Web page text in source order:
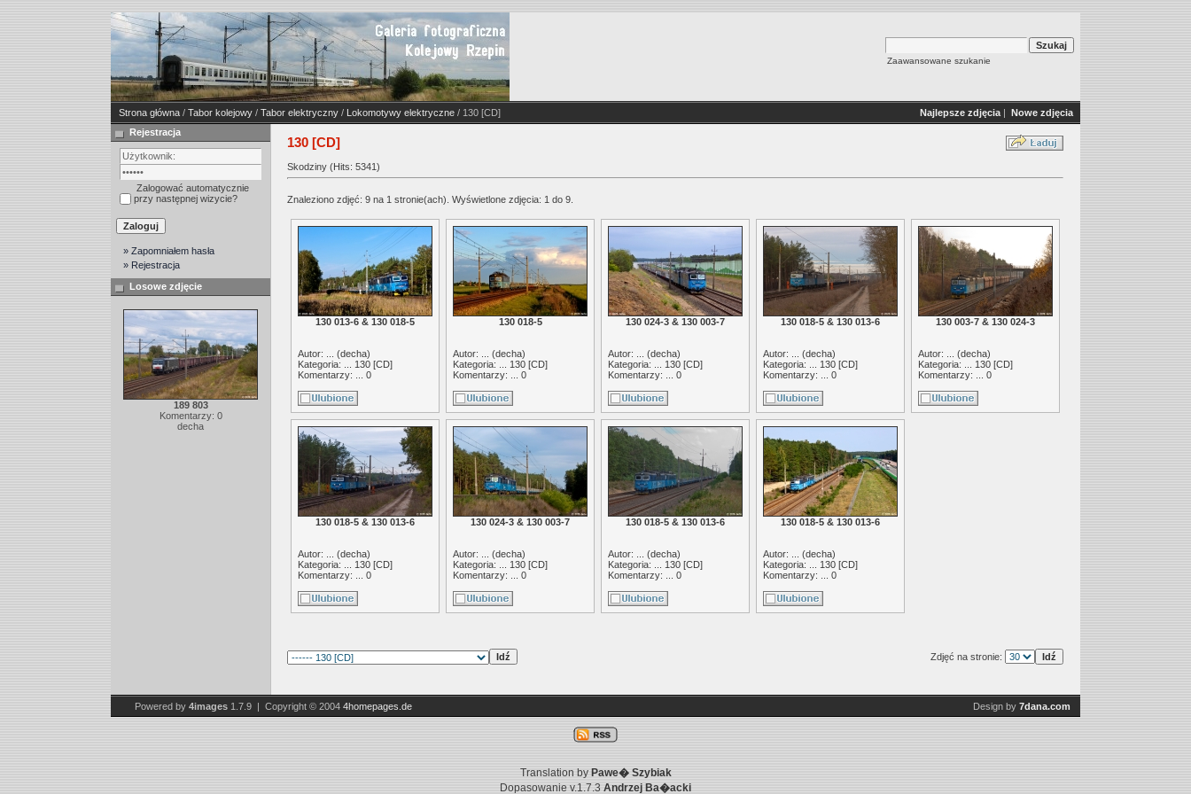
Zaawansowane szukanie
Strona główna / Tabor kolejowy / Tabor elektryczny / Lokomotywy elektryczne / 130 [CD] Najlepsze zdjęcia | Nowe zdjęcia
Rejestracja
Zalogować automatycznie
przy następnej wizycie?
» Zapomniałem hasła
» Rejestracja
Losowe zdjęcie
189 803
Komentarzy: 0
decha
130 [CD]
Skodziny (Hits: 5341)
Znaleziono zdjęć: 9 na 1 stronie(ach). Wyświetlone zdjęcia: 1 do 9.
130 013-6 & 130 018-5
Autor: ... (decha)
Kategoria: ... 130 [CD]
Komentarzy: ... 0
130 018-5
Autor: ... (decha)
Kategoria: ... 130 [CD]
Komentarzy: ... 0
130 024-3 & 130 003-7
Autor: ... (decha)
Kategoria: ... 130 [CD]
Komentarzy: ... 0
130 018-5 & 130 013-6
Autor: ... (decha)
Kategoria: ... 130 [CD]
Komentarzy: ... 0
130 003-7 & 130 024-3
Autor: ... (decha)
Kategoria: ... 130 [CD]
Komentarzy: ... 0
130 018-5 & 130 013-6
Autor: ... (decha)
Kategoria: ... 130 [CD]
Komentarzy: ... 0
130 024-3 & 130 003-7
Autor: ... (decha)
Kategoria: ... 130 [CD]
Komentarzy: ... 0
130 018-5 & 130 013-6
Autor: ... (decha)
Kategoria: ... 130 [CD]
Komentarzy: ... 0
130 018-5 & 130 013-6
Autor: ... (decha)
Kategoria: ... 130 [CD]
Komentarzy: ... 0
Zdjęć na stronie:
Powered by 4images 1.7.9 | Copyright © 2004 4homepages.de Design by 7dana.com
Translation by Pawe� Szybiak
Dopasowanie v.1.7.3 Andrzej Ba�acki